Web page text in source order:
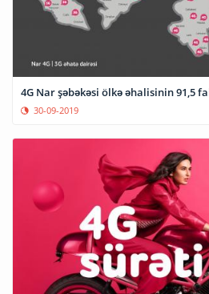
4G Nar şəbəkəsi ölkə əhalisinin 91,5
30-09-2019